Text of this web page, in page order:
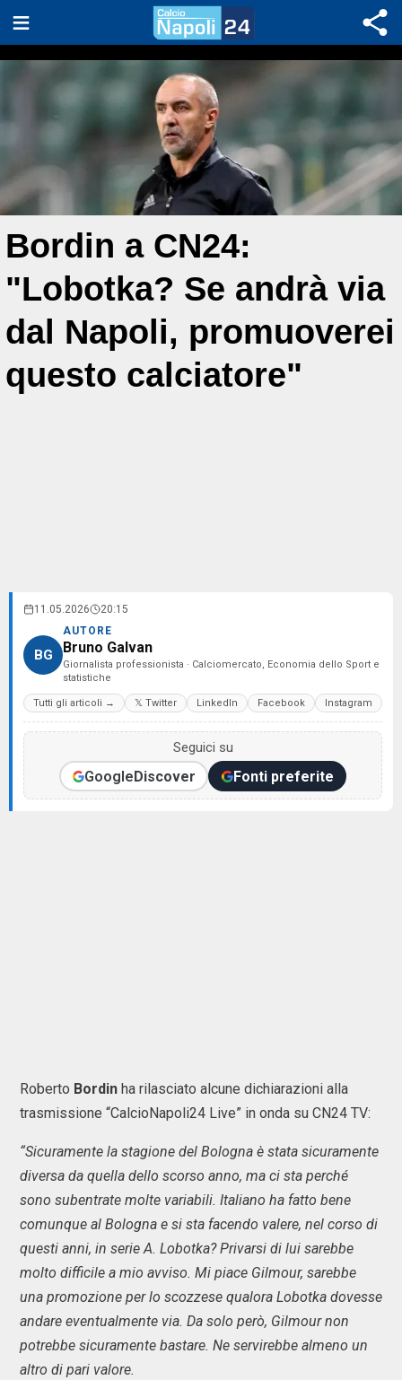
Bordin a CN24:
"Lobotka? Se andrà via
dal Napoli, promuoverei
questo calciatore"
11.05.2026 20:15
BG
AUTORE
Bruno Galvan
Giornalista professionista · Calciomercato, Economia dello Sport e
statistiche
Tutti gli articoli → 𝕏 Twitter LinkedIn Facebook Instagram
Seguici su
GoogleDiscover Fonti preferite
Roberto Bordin ha rilasciato alcune dichiarazioni alla
trasmissione “CalcioNapoli24 Live” in onda su CN24 TV:
“Sicuramente la stagione del Bologna è stata sicuramente
diversa da quella dello scorso anno, ma ci sta perché
sono subentrate molte variabili. Italiano ha fatto bene
comunque al Bologna e si sta facendo valere, nel corso di
questi anni, in serie A. Lobotka? Privarsi di lui sarebbe
molto difficile a mio avviso. Mi piace Gilmour, sarebbe
una promozione per lo scozzese qualora Lobotka dovesse
andare eventualmente via. Da solo però, Gilmour non
potrebbe sicuramente bastare. Ne servirebbe almeno un
altro di pari valore.